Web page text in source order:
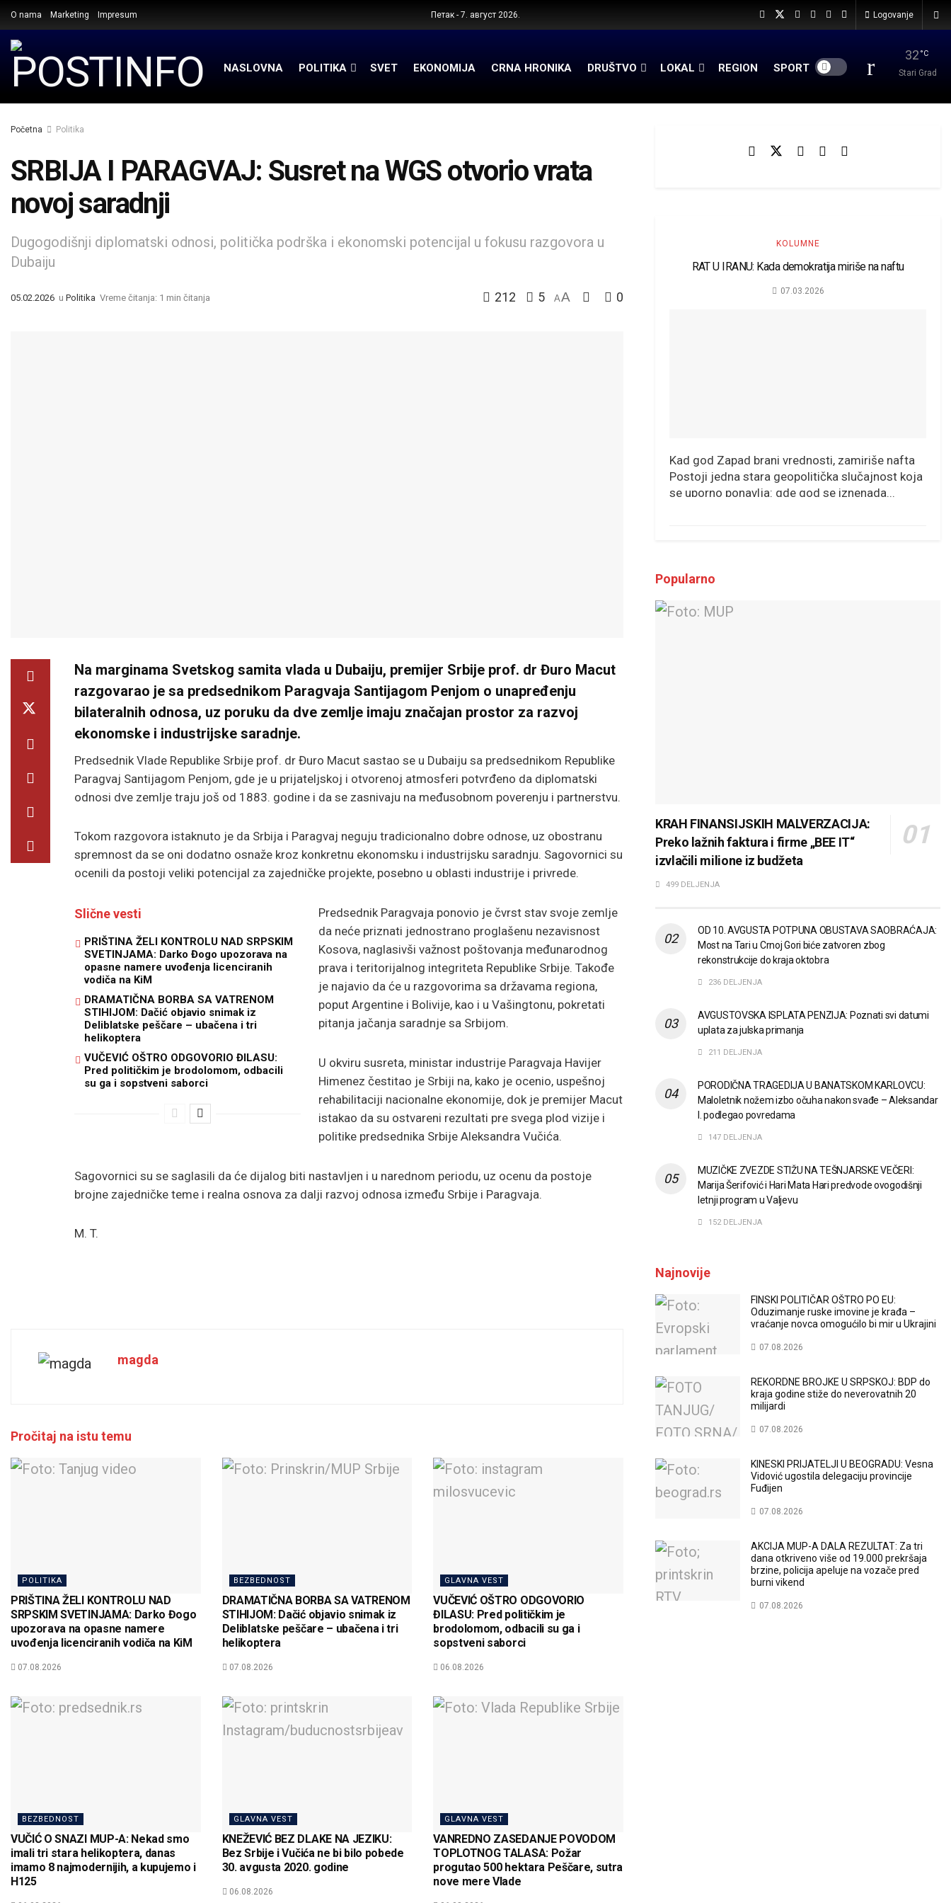
O nama Marketing Impresum Петак - 7. август 2026. Logovanje
NASLOVNA POLITIKA SVET EKONOMIJA CRNA HRONIKA DRUŠTVO LOKAL REGION SPORT
32 °C
Stari Grad
Početna Politika
SRBIJA I PARAGVAJ: Susret na WGS otvorio vrata
novoj saradnji
Dugogodišnji diplomatski odnosi, politička podrška i ekonomski potencijal u fokusu razgovora u
Dubaiju
05.02.2026 u Politika Vreme čitanja: 1 min čitanja 212 5 AA 0
Na marginama Svetskog samita vlada u Dubaiju, premijer Srbije prof. dr Đuro Macut
razgovarao je sa predsednikom Paragvaja Santijagom Penjom o unapređenju
bilateralnih odnosa, uz poruku da dve zemlje imaju značajan prostor za razvoj
ekonomske i industrijske saradnje.
Predsednik Vlade Republike Srbije prof. dr Đuro Macut sastao se u Dubaiju sa predsednikom Republike
Paragvaj Santijagom Penjom, gde je u prijateljskoj i otvorenoj atmosferi potvrđeno da diplomatski
odnosi dve zemlje traju još od 1883. godine i da se zasnivaju na međusobnom poverenju i partnerstvu.
Tokom razgovora istaknuto je da Srbija i Paragvaj neguju tradicionalno dobre odnose, uz obostranu
spremnost da se oni dodatno osnaže kroz konkretnu ekonomsku i industrijsku saradnju. Sagovornici su
ocenili da postoji veliki potencijal za zajedničke projekte, posebno u oblasti industrije i privrede.
Slične vesti
PRIŠTINA ŽELI KONTROLU NAD SRPSKIM
SVETINJAMA: Darko Đogo upozorava na
opasne namere uvođenja licenciranih
vodiča na KiM
DRAMATIČNA BORBA SA VATRENOM
STIHIJOM: Dačić objavio snimak iz
Deliblatske peščare – ubačena i tri
helikoptera
VUČEVIĆ OŠTRO ODGOVORIO ĐILASU:
Pred političkim je brodolomom, odbacili
su ga i sopstveni saborci
Predsednik Paragvaja ponovio je čvrst stav svoje zemlje
da neće priznati jednostrano proglašenu nezavisnost
Kosova, naglasivši važnost poštovanja međunarodnog
prava i teritorijalnog integriteta Republike Srbije. Takođe
je najavio da će u razgovorima sa državama regiona,
poput Argentine i Bolivije, kao i u Vašingtonu, pokretati
pitanja jačanja saradnje sa Srbijom.
U okviru susreta, ministar industrije Paragvaja Havijer
Himenez čestitao je Srbiji na, kako je ocenio, uspešnoj
rehabilitaciji nacionalne ekonomije, dok je premijer Macut
istakao da su ostvareni rezultati pre svega plod vizije i
politike predsednika Srbije Aleksandra Vučića.
Sagovornici su se saglasili da će dijalog biti nastavljen i u narednom periodu, uz ocenu da postoje
brojne zajedničke teme i realna osnova za dalji razvoj odnosa između Srbije i Paragvaja.
M. T.
magda
Pročitaj na istu temu
POLITIKA
PRIŠTINA ŽELI KONTROLU NAD
SRPSKIM SVETINJAMA: Darko Đogo
upozorava na opasne namere
uvođenja licenciranih vodiča na KiM
07.08.2026
BEZBEDNOST
DRAMATIČNA BORBA SA VATRENOM
STIHIJOM: Dačić objavio snimak iz
Deliblatske peščare – ubačena i tri
helikoptera
07.08.2026
GLAVNA VEST
VUČEVIĆ OŠTRO ODGOVORIO
ĐILASU: Pred političkim je
brodolomom, odbacili su ga i
sopstveni saborci
06.08.2026
BEZBEDNOST
VUČIĆ O SNAZI MUP-A: Nekad smo
imali tri stara helikoptera, danas
imamo 8 najmodernijih, a kupujemo i
H125
GLAVNA VEST
KNEŽEVIĆ BEZ DLAKE NA JEZIKU:
Bez Srbije i Vučića ne bi bilo pobede
30. avgusta 2020. godine
06.08.2026
GLAVNA VEST
VANREDNO ZASEDANJE POVODOM
TOPLOTNOG TALASA: Požar
progutao 500 hektara Peščare, sutra
nove mere Vlade
KOLUMNE
RAT U IRANU: Kada demokratija miriše na naftu
07.03.2026
Kad god Zapad brani vrednosti, zamiriše nafta
Postoji jedna stara geopolitička slučajnost koja
se uporno ponavlja: gde god se iznenada...
Popularno
KRAH FINANSIJSKIH MALVERZACIJA:
Preko lažnih faktura i firme „BEE IT“
izvlačili milione iz budžeta
499 DELJENJA
OD 10. AVGUSTA POTPUNA OBUSTAVA SAOBRAĆAJA:
Most na Tari u Crnoj Gori biće zatvoren zbog
rekonstrukcije do kraja oktobra
236 DELJENJA
AVGUSTOVSKA ISPLATA PENZIJA: Poznati svi datumi
uplata za julska primanja
211 DELJENJA
PORODIČNA TRAGEDIJA U BANATSKOM KARLOVCU:
Maloletnik nožem izbo očuha nakon svađe – Aleksandar
I. podlegao povredama
147 DELJENJA
MUZIČKE ZVEZDE STIŽU NA TEŠNJARSKE VEČERI:
Marija Šerifović i Hari Mata Hari predvode ovogodišnji
letnji program u Valjevu
152 DELJENJA
Najnovije
FINSKI POLITIČAR OŠTRO PO EU:
Oduzimanje ruske imovine je krađa –
vraćanje novca omogućilo bi mir u Ukrajini
07.08.2026
REKORDNE BROJKE U SRPSKOJ: BDP do
kraja godine stiže do neverovatnih 20
milijardi
07.08.2026
KINESKI PRIJATELJI U BEOGRADU: Vesna
Vidović ugostila delegaciju provincije
Fuđijen
07.08.2026
AKCIJA MUP-A DALA REZULTAT: Za tri
dana otkriveno više od 19.000 prekršaja
brzine, policija apeluje na vozače pred
burni vikend
07.08.2026